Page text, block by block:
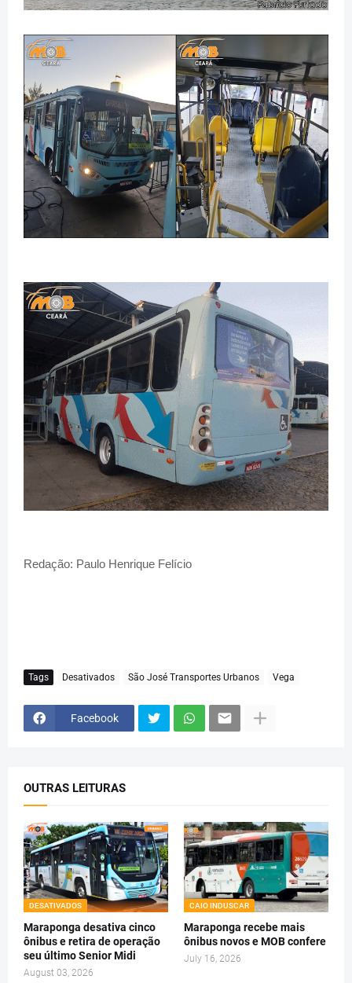
Redação: Paulo Henrique Felício
Tags Desativados São José Transportes Urbanos Vega
Facebook
OUTRAS LEITURAS
DESATIVADOS
Maraponga desativa cinco
ônibus e retira de operação
seu último Senior Midi
August 03, 2026
CAIO INDUSCAR
Maraponga recebe mais
ônibus novos e MOB confere
July 16, 2026